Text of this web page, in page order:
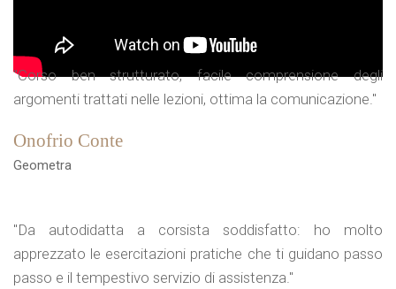
"Corso ben strutturato, facile comprensione degli
argomenti trattati nelle lezioni, ottima la comunicazione."
Onofrio Conte
Geometra
"Da autodidatta a corsista soddisfatto: ho molto
apprezzato le esercitazioni pratiche che ti guidano passo
passo e il tempestivo servizio di assistenza."